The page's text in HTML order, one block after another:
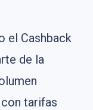
el Cashback
de la
tarifas